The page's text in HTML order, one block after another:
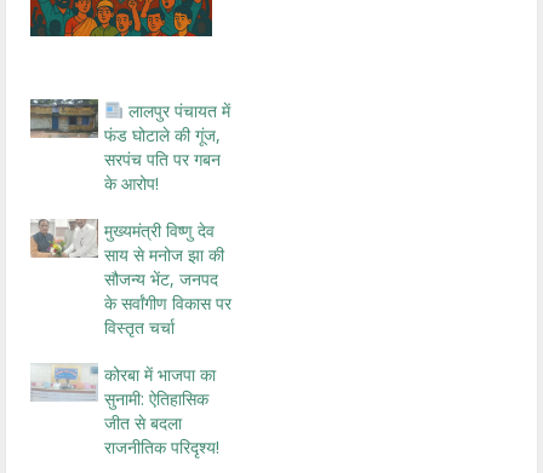
लालपुर पंचायत में
फंड घोटाले की गूंज,
सरपंच पति पर गबन
के आरोप!
मुख्यमंत्री विष्णु देव
साय से मनोज झा की
सौजन्य भेंट, जनपद
के सर्वांगीण विकास पर
विस्तृत चर्चा
कोरबा में भाजपा का
सुनामी: ऐतिहासिक
जीत से बदला
राजनीतिक परिदृश्य!